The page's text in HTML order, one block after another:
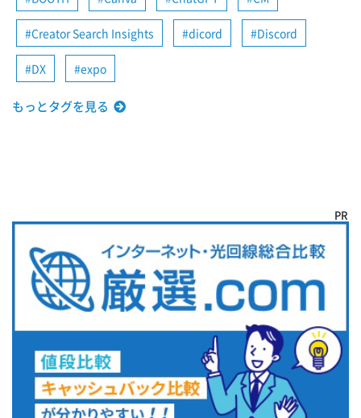
Creator Search Insights dicord Discord
DX expo
もっとタグを見る
PR